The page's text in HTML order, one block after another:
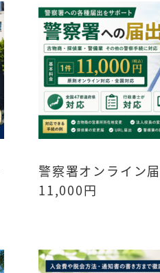
警察署オンライン
11,000円